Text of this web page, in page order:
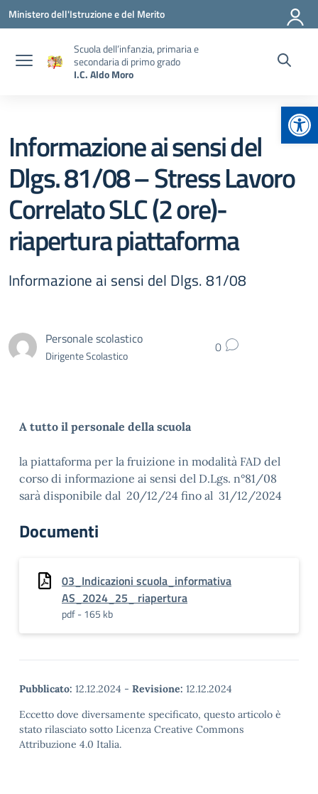
Vai ai contenuti
Vai al menu di navigazione
Vai al footer
Ministero dell'Istruzione e del Merito
Scuola dell’infanzia, primaria e
secondaria di primo grado
I.C. Aldo Moro
Informazione ai sensi del
Dlgs. 81/08 – Stress Lavoro
Correlato SLC (2 ore)-
riapertura piattaforma
Informazione ai sensi del Dlgs. 81/08
Personale scolastico
Dirigente Scolastico 0
A tutto il personale della scuola
la piattaforma per la fruizione in modalità FAD del
corso di informazione ai sensi del D.Lgs. n°81/08
sarà disponibile dal 20/12/24 fino al 31/12/2024
Documenti
03_Indicazioni scuola_informativa
AS_2024_25_ riapertura
pdf - 165 kb
Pubblicato: 12.12.2024 - Revisione: 12.12.2024
Eccetto dove diversamente specificato, questo articolo è
stato rilasciato sotto Licenza Creative Commons
Attribuzione 4.0 Italia.